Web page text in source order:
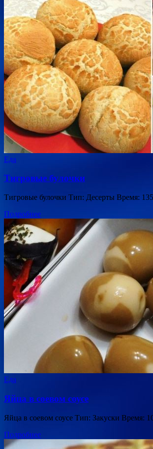
Еда
Тигровые булочки
Тигровые булочки Тип: Десерты Время:
Подробнее
Еда
Яйца в соевом соусе
Яйца в соевом соусе Тип: Закуски Время:
Подробнее